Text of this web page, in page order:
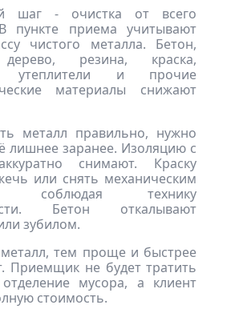
шаг - очистка от всего
пункте приема учитывают
чистого металла. Бетон,
дерево, резина, краска,
утеплители и прочие
материалы снижают
металл правильно, нужно
лишнее заранее. Изоляцию с
снимают. Краску
или снять механическим
соблюдая технику
Бетон откалывают
зубилом.
тем проще и быстрее
Приемщик не будет тратить
мусора, а клиент
стоимость.